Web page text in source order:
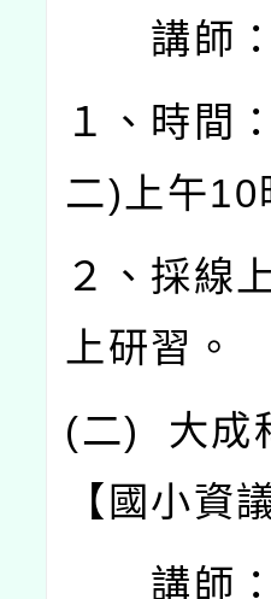
講師：
１、時間：
二) 上午10
２、採線
上研習。
(二) 大成
【國小資
講師：